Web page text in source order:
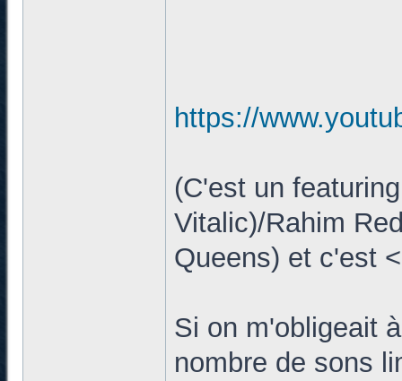
https://
(C'est un
Vitalic)/Rahim
Queens) et c'est
Si on m'obligeait
nombre de sons